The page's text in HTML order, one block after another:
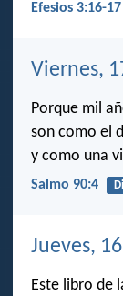
Efesios 3:16-17
Viernes,
Porque mil
son como el
y como una
Salmo 90:4
Jueves,
Este libro de